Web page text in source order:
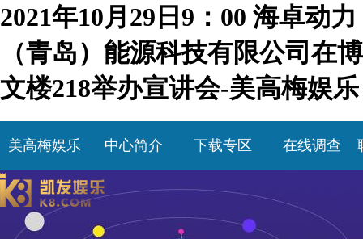
2021年10月29日9：00 海卓动力
（青岛）能源科技有限公司在博
文楼218举办宣讲会-美高梅娱乐
美高梅娱乐 中心简介 下载专区 在线调查